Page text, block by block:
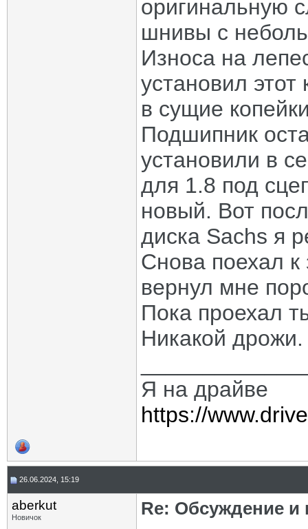
оригинальную
шнивы с
Износа на
установил
в сущие
Подшипник
установили в
для 1.8 под
новый. Вот
диска Sachs я
Снова поехал
вернул мне
Пока проехал
Никакой дрожи.
Я на драйве
https://
26.06.2024, 15:19
aberkut
Новичок
Re: Обсуждение